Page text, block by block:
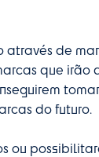
de
que irão
do futuro.
ou